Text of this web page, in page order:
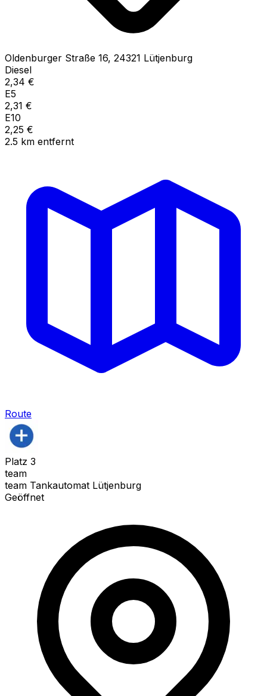
Oldenburger Straße 16, 24321 Lütjenburg
Diesel
2,34 €
E5
2,31 €
E10
2,25 €
2.5 km entfernt
Route
Platz 3
team
team Tankautomat Lütjenburg
Geöffnet